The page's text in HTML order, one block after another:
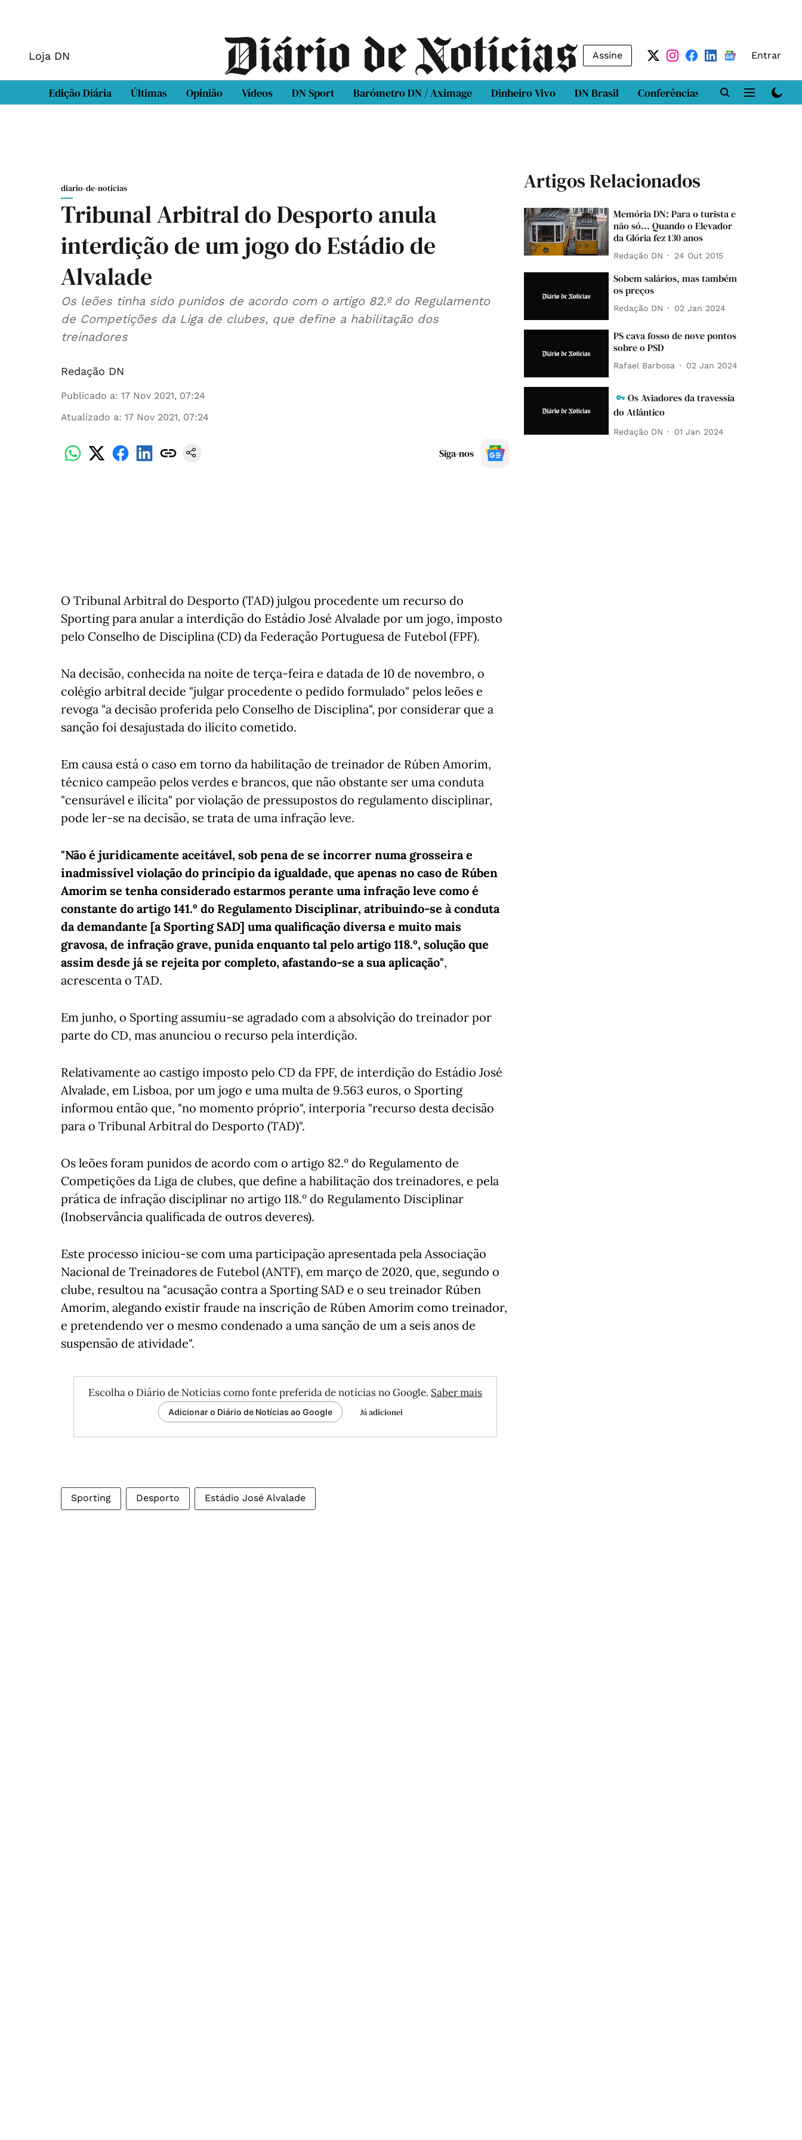
Loja DN Assine Entrar
Edição Diária Últimas Opinião Vídeos DN Sport Barómetro DN / Aximage Dinheiro Vivo DN Brasil Conferências DN LAB
diario-de-noticias
Tribunal Arbitral do Desporto anula
interdição de um jogo do Estádio de
Alvalade
Os leões tinha sido punidos de acordo com o artigo 82.º do Regulamento
de Competições da Liga de clubes, que define a habilitação dos
treinadores
Redação DN
Publicado a: 17 Nov 2021, 07:24
Atualizado a: 17 Nov 2021, 07:24
Siga-nos
O Tribunal Arbitral do Desporto (TAD) julgou procedente um recurso do
Sporting para anular a interdição do Estádio José Alvalade por um jogo, imposto
pelo Conselho de Disciplina (CD) da Federação Portuguesa de Futebol (FPF).
Na decisão, conhecida na noite de terça-feira e datada de 10 de novembro, o
colégio arbitral decide "julgar procedente o pedido formulado" pelos leões e
revoga "a decisão proferida pelo Conselho de Disciplina", por considerar que a
sanção foi desajustada do ilícito cometido.
Em causa está o caso em torno da habilitação de treinador de Rúben Amorim,
técnico campeão pelos verdes e brancos, que não obstante ser uma conduta
"censurável e ilícita" por violação de pressupostos do regulamento disciplinar,
pode ler-se na decisão, se trata de uma infração leve.
"Não é juridicamente aceitável, sob pena de se incorrer numa grosseira e
inadmissível violação do princípio da igualdade, que apenas no caso de Rúben
Amorim se tenha considerado estarmos perante uma infração leve como é
constante do artigo 141.º do Regulamento Disciplinar, atribuindo-se à conduta
da demandante [a Sporting SAD] uma qualificação diversa e muito mais
gravosa, de infração grave, punida enquanto tal pelo artigo 118.º, solução que
assim desde já se rejeita por completo, afastando-se a sua aplicação",
acrescenta o TAD.
Em junho, o Sporting assumiu-se agradado com a absolvição do treinador por
parte do CD, mas anunciou o recurso pela interdição.
Relativamente ao castigo imposto pelo CD da FPF, de interdição do Estádio José
Alvalade, em Lisboa, por um jogo e uma multa de 9.563 euros, o Sporting
informou então que, "no momento próprio", interporia "recurso desta decisão
para o Tribunal Arbitral do Desporto (TAD)".
Os leões foram punidos de acordo com o artigo 82.º do Regulamento de
Competições da Liga de clubes, que define a habilitação dos treinadores, e pela
prática de infração disciplinar no artigo 118.º do Regulamento Disciplinar
(Inobservância qualificada de outros deveres).
Este processo iniciou-se com uma participação apresentada pela Associação
Nacional de Treinadores de Futebol (ANTF), em março de 2020, que, segundo o
clube, resultou na "acusação contra a Sporting SAD e o seu treinador Rúben
Amorim, alegando existir fraude na inscrição de Rúben Amorim como treinador,
e pretendendo ver o mesmo condenado a uma sanção de um a seis anos de
suspensão de atividade".
Escolha o Diário de Notícias como fonte preferida de notícias no Google. Saber mais
Adicionar o Diário de Notícias ao Google Já adicionei
Sporting Desporto Estádio José Alvalade
Artigos Relacionados
Memória DN: Para o turista e
não só... Quando o Elevador
da Glória fez 130 anos
Redação DN 24 Out 2015
Sobem salários, mas também
os preços
Redação DN 02 Jan 2024
PS cava fosso de nove pontos
sobre o PSD
Rafael Barbosa 02 Jan 2024
Os Aviadores da travessia
do Atlântico
Redação DN 01 Jan 2024